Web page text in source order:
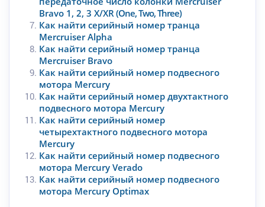
Bravo 1, 2, 3 X/XR(One, Two, Three)
Как найти серийный номер транца
Mercruiser Alpha
Как найти серийный номер транца
Mercruiser Bravo
Как найти серийный номер подвесного
мотора Mercury
Как найти серийный номер двухтактного
подвесного мотора Mercury
Как найти серийный номер
четырехтактного подвесного мотора
Mercury
Как найти серийный номер подвесного
мотора Mercury Verado
Как найти серийный номер подвесного
мотора Mercury Optimax